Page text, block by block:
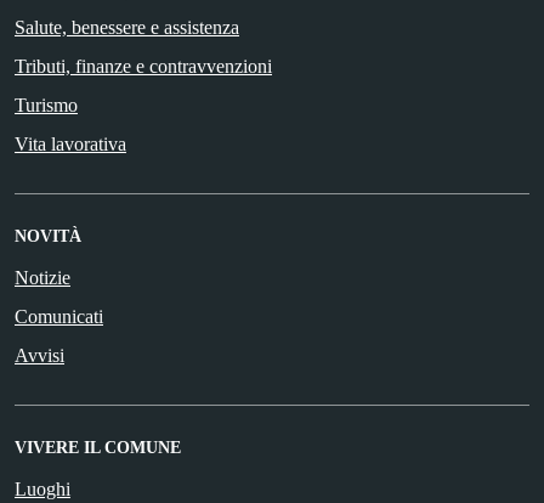
Salute, benessere e assistenza
Tributi, finanze e contravvenzioni
Turismo
Vita lavorativa
NOVITÀ
Notizie
Comunicati
Avvisi
VIVERE IL COMUNE
Luoghi